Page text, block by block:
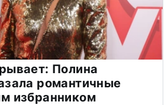
Полина
романтичные
избранником